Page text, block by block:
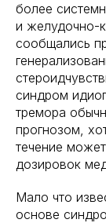
более
и желудочно-
сообщались
синдром
тремора
прогнозом,
течение
дозировок
Мало что
основе